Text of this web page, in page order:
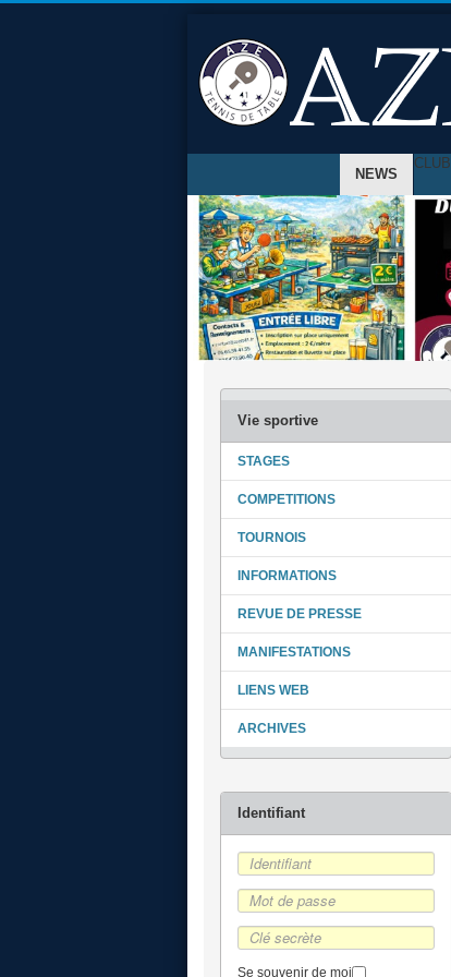
NEWS
CLUB
Se souvenir de moi
STAGES
COMPETITIONS
TOURNOIS
INFORMATIONS
REVUE DE PRESSE
MANIFESTATIONS
LIENS WEB
ARCHIVES